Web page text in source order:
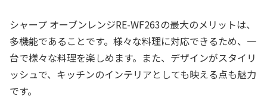
シャープ オーブンレンジRE-WF263の最大のメリットは、
多機能であることです。様々な料理に対応できるため、一
台で様々な料理を楽しめます。また、デザインがスタイリ
ッシュで、キッチンのインテリアとしても映える点も魅力
です。